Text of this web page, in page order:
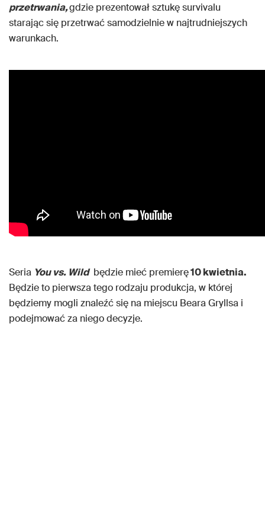
przetrwania,gdzie prezentował sztukę survivalu
starając się przetrwać samodzielnie w najtrudniejszych
warunkach.
Seria You vs. Wildbędzie mieć premierę10 kwietnia.
Będzie to pierwsza tego rodzaju produkcja, w której
będziemy mogli znaleźć się na miejscu Beara Gryllsa i
podejmować za niego decyzje.